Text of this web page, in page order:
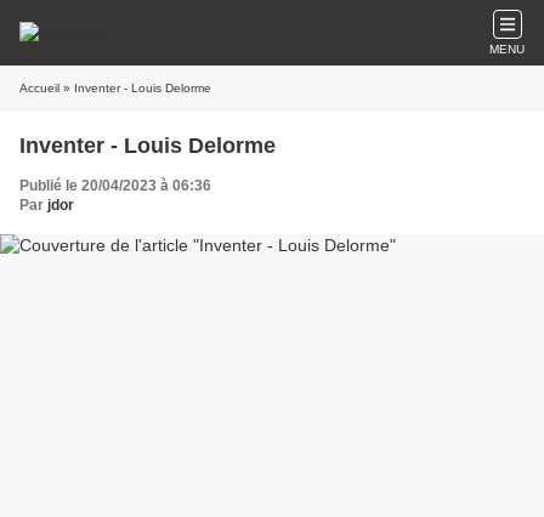
MENU
Accueil » Inventer - Louis Delorme
Inventer - Louis Delorme
Publié le 20/04/2023 à 06:36
Par jdor